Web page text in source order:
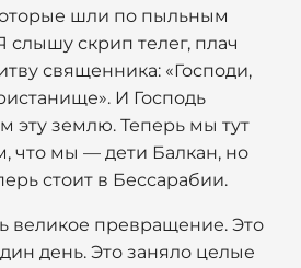
шли по пыльным
слышу скрип телег, плач
священника: «Господи,
И Господь
эту землю. Теперь мы тут
мы — дети Балкан, но
стоит в Бессарабии.
великое превращение. Это
день. Это заняло целые